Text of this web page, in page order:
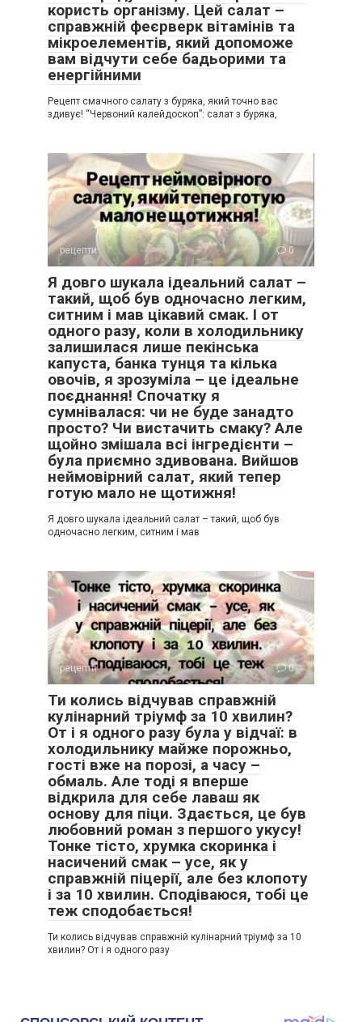
користь організму. Цей салат –
справжній феєрверк вітамінів та
мікроелементів, який допоможе
вам відчути себе бадьорими та
енергійними
Рецепт смачного салату з буряка, який точно вас
здивує! “Червоний калейдоскоп”: салат з буряка,
рецепти 0
Я довго шукала ідеальний салат –
такий, щоб був одночасно легким,
ситним і мав цікавий смак. І от
одного разу, коли в холодильнику
залишилася лише пекінська
капуста, банка тунця та кілька
овочів, я зрозуміла – це ідеальне
поєднання! Спочатку я
сумнівалася: чи не буде занадто
просто? Чи вистачить смаку? Але
щойно змішала всі інгредієнти –
була приємно здивована. Вийшов
неймовірний салат, який тепер
готую мало не щотижня!
Я довго шукала ідеальний салат – такий, щоб був
одночасно легким, ситним і мав
рецепти 0
Ти колись відчував справжній
кулінарний тріумф за 10 хвилин?
От і я одного разу була у відчаї: в
холодильнику майже порожньо,
гості вже на порозі, а часу –
обмаль. Але тоді я вперше
відкрила для себе лаваш як
основу для піци. Здається, це був
любовний роман з першого укусу!
Тонке тісто, хрумка скоринка і
насичений смак – усе, як у
справжній піцерії, але без клопоту
і за 10 хвилин. Сподіваюся, тобі це
теж сподобається!
Ти колись відчував справжній кулінарний тріумф за 10
хвилин? От і я одного разу